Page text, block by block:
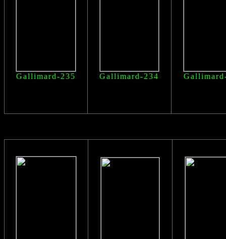
Gallimard-235 Gallimard-234